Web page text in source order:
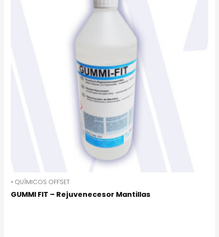
• QUÍMICOS OFFSET
GUMMI FIT – Rejuvenecesor Mantillas